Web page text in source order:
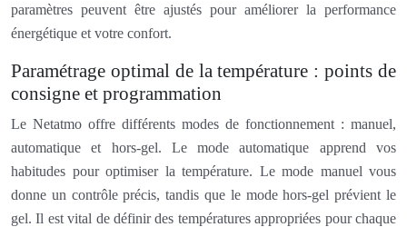
paramètres peuvent être ajustés pour améliorer la performance
énergétique et votre confort.
Paramétrage optimal de la température : points de
consigne et programmation
Le Netatmo offre différents modes de fonctionnement : manuel,
automatique et hors-gel. Le mode automatique apprend vos
habitudes pour optimiser la température. Le mode manuel vous
donne un contrôle précis, tandis que le mode hors-gel prévient le
gel. Il est vital de définir des températures appropriées pour chaque